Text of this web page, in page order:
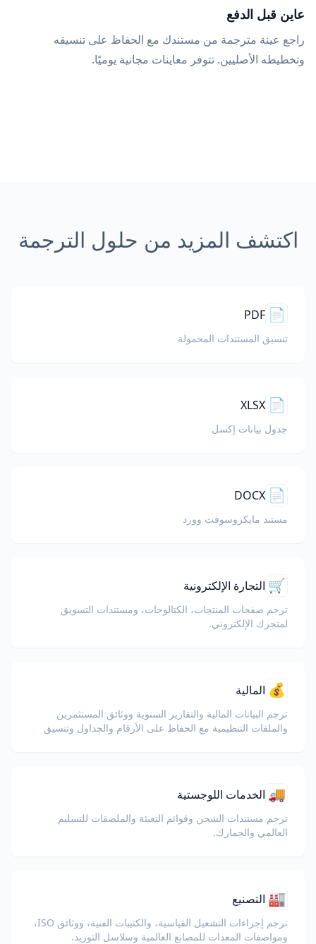
عاين قبل الدفع
راجع عينة مترجمة من مستندك مع الحفاظ على تنسيقه
وتخطيطه الأصليين. تتوفر معاينات مجانية يوميًا.
اكتشف المزيد من حلول الترجمة
📄
PDF
تنسيق المستندات المحمولة
📄
XLSX
جدول بيانات إكسل
📄
DOCX
مستند مايكروسوفت وورد
🛒 التجارة الإلكترونية
ترجم صفحات المنتجات، الكتالوجات، ومستندات التسويق
لمتجرك الإلكتروني.
💰 المالية
ترجم البيانات المالية والتقارير السنوية ووثائق المستثمرين
والملفات التنظيمية مع الحفاظ على الأرقام والجداول وتنسيق
🚚 الخدمات اللوجستية
ترجم مستندات الشحن وقوائم التعبئة والملصقات للتسليم
العالمي والجمارك.
🏭 التصنيع
ترجم إجراءات التشغيل القياسية، والكتيبات الفنية، ووثائق ISO،
ومواصفات المعدات للمصانع العالمية وسلاسل التوريد.